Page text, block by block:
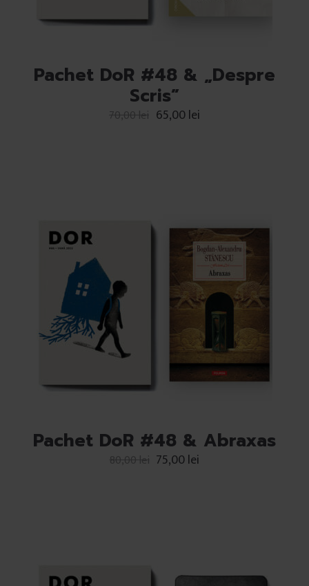
Pachet DoR #48 & „Despre
Scris”
70,00lei 65,00lei
Pachet DoR #48 & Abraxas
80,00lei 75,00lei